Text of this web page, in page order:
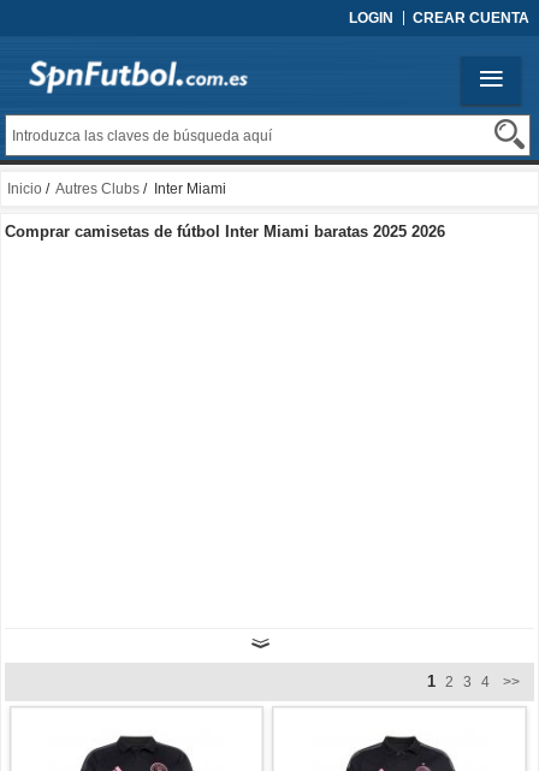
LOGIN CREAR CUENTA
Inicio / Autres Clubs / Inter Miami
Comprar camisetas de fútbol Inter Miami baratas 2025 2026
1 2 3 4 >>